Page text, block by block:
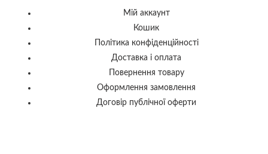
Мій аккаунт
Кошик
Політика конфіденційності
Доставка і оплата
Повернення товару
Оформлення замовлення
Договір публічної оферти